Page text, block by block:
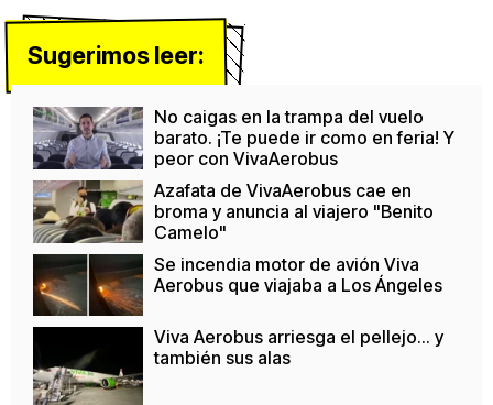
Sugerimos leer:
No caigas en la trampa del vuelo
barato. ¡Te puede ir como en feria! Y
peor con VivaAerobus
Azafata de VivaAerobus cae en
broma y anuncia al viajero "Benito
Camelo"
Se incendia motor de avión Viva
Aerobus que viajaba a Los Ángeles
Viva Aerobus arriesga el pellejo... y
también sus alas